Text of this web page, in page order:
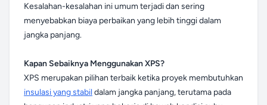
Kesalahan-kesalahan ini umum terjadi dan sering
menyebabkan biaya perbaikan yang lebih tinggi dalam
jangka panjang.
Kapan Sebaiknya Menggunakan XPS?
XPS merupakan pilihan terbaik ketika proyek membutuhkan
insulasi yang stabil dalam jangka panjang, terutama pada